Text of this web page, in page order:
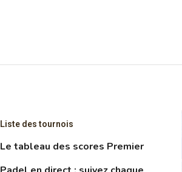
Liste des tournois
Le tableau des scores Premier